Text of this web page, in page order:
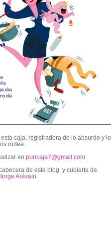
caja, registradora de lo absurdo y lo
rodea.
en puricaja7@gmail.com
de este blog, y cubierta de
Arévalo